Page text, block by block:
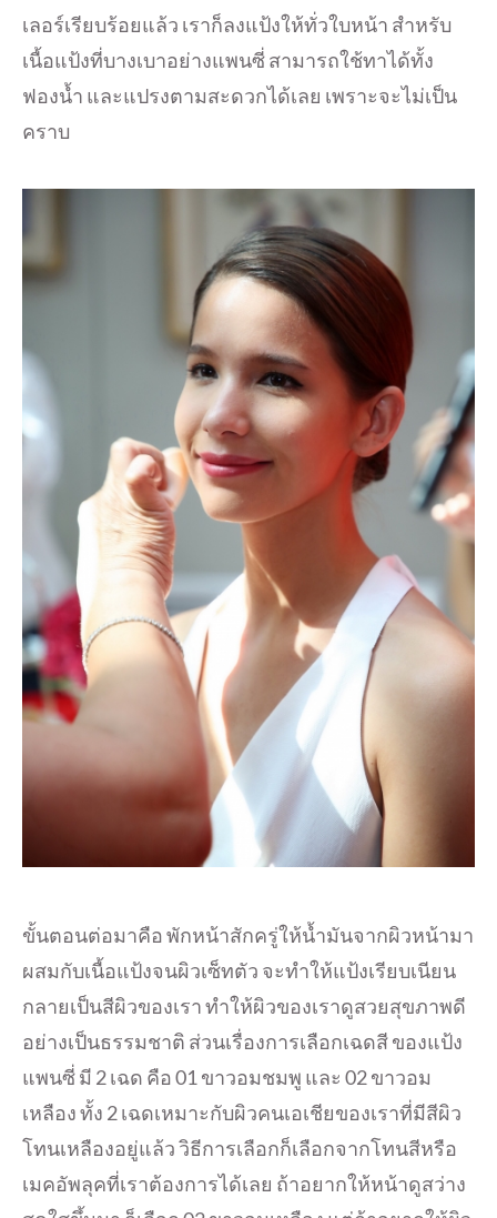
เลอร์เรียบร้อยแล้ว เราก็ลงแป้งให้ทั่วใบหน้า สำหรับ
เนื้อแป้งที่บางเบาอย่างแพนซี่ สามารถใช้ทาได้ทั้ง
ฟองน้ำ และแปรงตามสะดวกได้เลย เพราะจะไม่เป็น
คราบ
ขั้นตอนต่อมาคือ พักหน้าสักครู่ให้น้ำมันจากผิวหน้ามา
ผสมกับเนื้อแป้งจนผิวเซ็ทตัว จะทำให้แป้งเรียบเนียน
กลายเป็นสีผิวของเรา ทำให้ผิวของเราดูสวยสุขภาพดี
อย่างเป็นธรรมชาติ ส่วนเรื่องการเลือกเฉดสี ของแป้ง
แพนซี่ มี 2 เฉด คือ 01 ขาวอมชมพู และ 02 ขาวอม
เหลือง ทั้ง 2 เฉดเหมาะกับผิวคนเอเชียของเราที่มีสีผิว
โทนเหลืองอยู่แล้ว วิธีการเลือกก็เลือกจากโทนสีหรือ
เมคอัพลุคที่เราต้องการได้เลย ถ้าอยากให้หน้าดูสว่าง